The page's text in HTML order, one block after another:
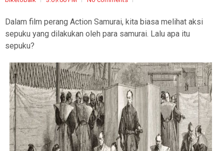
Dalam film perang Action Samurai, kita biasa melihat aksi
sepuku yang dilakukan oleh para samurai. Lalu apa itu
sepuku?